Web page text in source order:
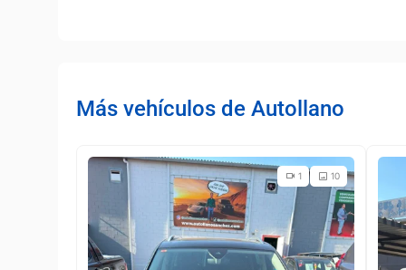
Más vehículos de Autollano
10
1